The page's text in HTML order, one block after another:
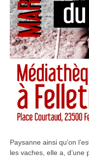
Paysanne ainsi qu’on
les vaches, elle a,